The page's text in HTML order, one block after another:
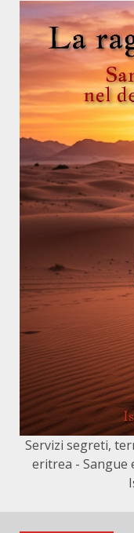
Servizi segreti,
eritrea - Sangue